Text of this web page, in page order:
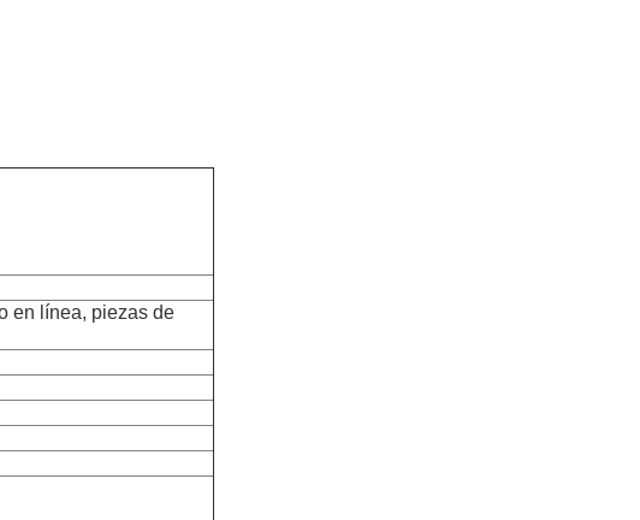
en línea, piezas de